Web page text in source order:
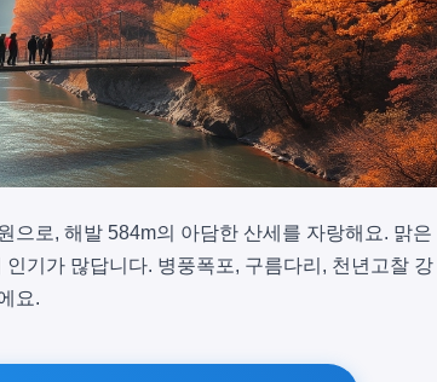
으로, 해발 584m의 아담한 산세를 자랑해요. 맑은
기가 많답니다. 병풍폭포, 구름다리, 천년고찰 강
요.